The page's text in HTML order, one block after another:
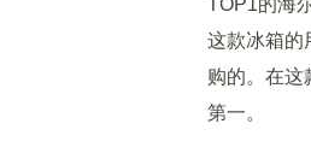
TOP1的海
这款冰箱的
购的。在这
第一。